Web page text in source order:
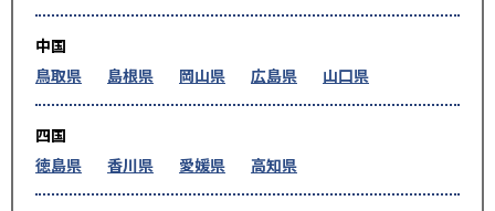
中国
鳥取県
島根県 岡山県 広島県 山口県
四国
徳島県
香川県 愛媛県 高知県